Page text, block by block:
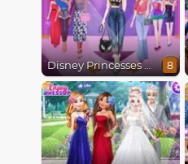
Disney Princesses Runway Show 8